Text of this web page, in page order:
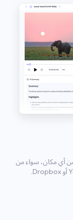
من أي مكان، سواء من
حاسوبك المحمول أو Google Drive أو YouTube أو Dropbox.